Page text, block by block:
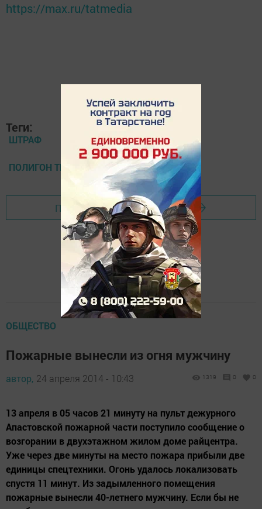
https://max.ru/tatmedia
Теги:
ШТРАФ
ПОЛИГОН ТБО
Перейти на страницу новости
ОБЩЕСТВО
Пожарные вынесли из огня мужчину
автор, 24 апреля 2014 - 10:43 1319 0 0
13 апреля в 05 часов 21 минуту на пульт дежурного
Апастовской пожарной части поступило сообщение о
возгорании в двухэтажном жилом доме райцентра.
Уже через две минуты на место пожара прибыли две
единицы спецтехники. Огонь удалось локализовать
спустя 11 минут. Из задымленного помещения
пожарные вынесли 40-летнего мужчину. Если бы не